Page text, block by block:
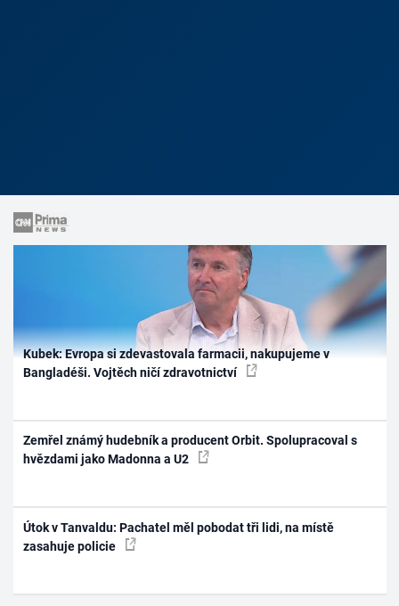
Kubek: Evropa si zdevastovala farmacii, nakupujeme v
Bangladéši. Vojtěch ničí zdravotnictví
Zemřel známý hudebník a producent Orbit. Spolupracoval s
hvězdami jako Madonna a U2
Útok v Tanvaldu: Pachatel měl pobodat tři lidi, na místě
zasahuje policie